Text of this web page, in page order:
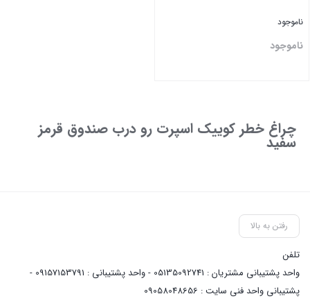
ناموجود
ناموجود
چراغ خطر کوییک اسپرت رو درب صندوق قرمز
سفید
رفتن به بالا
تلفن
واحد پشتیبانی مشتریان : 05135092741 - واحد پشتیبانی : 09157153791 -
پشتیبانی واحد فنی سایت : 09058048656